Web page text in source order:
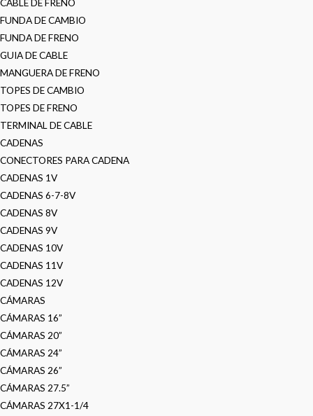
CABLE DE FRENO
FUNDA DE CAMBIO
FUNDA DE FRENO
GUIA DE CABLE
MANGUERA DE FRENO
TOPES DE CAMBIO
TOPES DE FRENO
TERMINAL DE CABLE
CADENAS
CONECTORES PARA CADENA
CADENAS 1V
CADENAS 6-7-8V
CADENAS 8V
CADENAS 9V
CADENAS 10V
CADENAS 11V
CADENAS 12V
CÁMARAS
CÁMARAS 16”
CÁMARAS 20”
CÁMARAS 24”
CÁMARAS 26”
CÁMARAS 27.5”
CÁMARAS 27X1-1/4